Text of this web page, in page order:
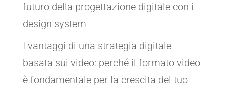
futuro della progettazione digitale con i
design system
I vantaggi di una strategia digitale
basata sui video: perché il formato video
è fondamentale per la crescita del tuo